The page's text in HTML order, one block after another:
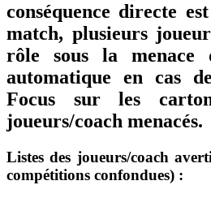
conséquence directe
match, plusieurs
rôle sous la menace
automatique en cas
Focus sur les
joueurs/coach menacés.
Listes des joueurs/coach
compétitions confondues) :